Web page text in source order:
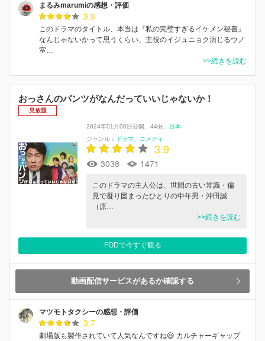
まるみmarumiの感想・評価
3.8
このドラマのタイトル、本当は『私の完璧すぎるイケメン秘書』
なんじゃないかって思うくらい、主役のイジュニョク演じるウノ
室…
>>続きを読む
おっさんのパンツがなんだっていいじゃないか！
見放題
2024年01月06日公開 44分
日本
ジャンル：
ドラマ コメディ
3.9
3038 1471
このドラマの主人公は、世間の古い常識・偏
見で凝り固まったひとりの中年男・沖田誠
（原…
>>続きを読む
FODで今すぐ観る
動画配信サービスがあるか確認する
マツモトタクシーの感想・評価
3.7
劇場版も製作されていて人気なんですね😃 カルチャーギャップ